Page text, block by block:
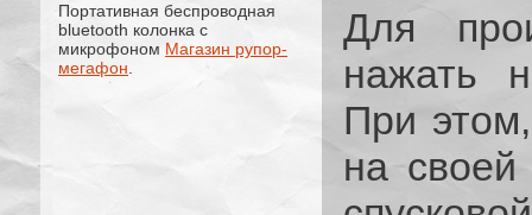
Портативная беспроводная
bluetooth колонка с
микрофоном Магазин рупор-
мегафон
Для
нажать
При
на